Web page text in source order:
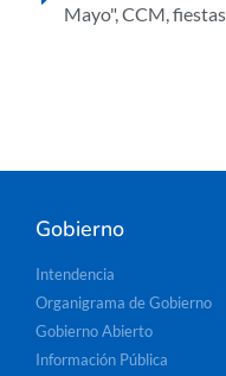
Mayo", CCM
Gobierno
Intendencia
Organigrama de Gobierno
Gobierno Abierto
Información Pública